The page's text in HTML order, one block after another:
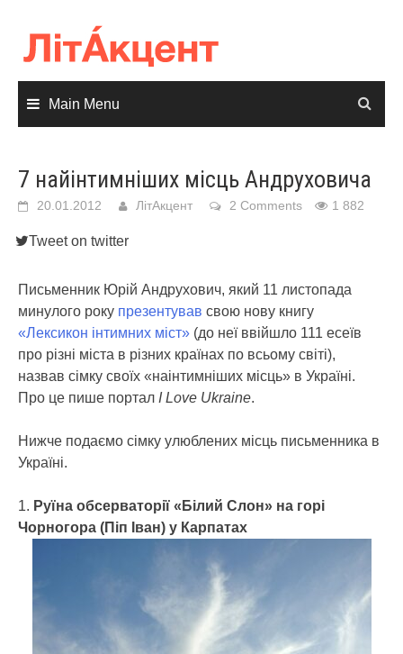
content
Main Menu
7 найінтимніших місць Андруховича
20.01.2012 ЛітАкцент 2 Comments 1 882
Tweet on twitter
Письменник Юрій Андрухович, який 11 листопада
минулого року презентував свою нову книгу
«Лексикон інтимних міст» (до неї ввійшло 111 есеїв
про різні міста в різних країнах по всьому світі),
назвав сімку своїх «наінтимніших місць» в Україні.
Про це пише портал I Love Ukraine.
Нижче подаємо сімку улюблених місць письменника в
Україні.
1. Руїна обсерваторії «Білий Слон» на горі
Чорногора (Піп Іван) у Карпатах